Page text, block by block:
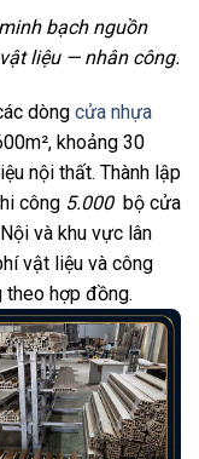
bạch nguồn
liệu — nhân công.
dòng cửa nhựa
khoảng 30
nội thất. Thành lập
công 5.000 bộ cửa
và khu vực lân
vật liệu và công
theo hợp đồng.